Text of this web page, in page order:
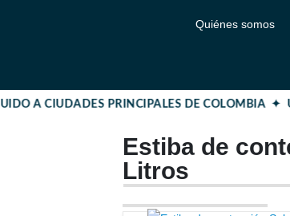
Quiénes somos
A CIUDADES PRINCIPALES DE COLOMBIA ✦
Estiba de
Litros